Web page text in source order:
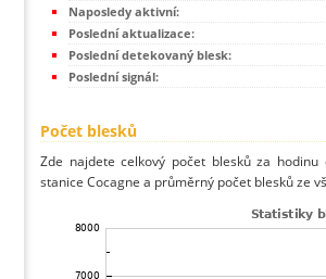
Naposledy aktivní:
Poslední aktualizace:
Poslední detekovaný blesk:
Poslední signál:
Počet blesků
Zde najdete celkový počet blesků za
stanice Cocagne a průměrný počet blesků ze